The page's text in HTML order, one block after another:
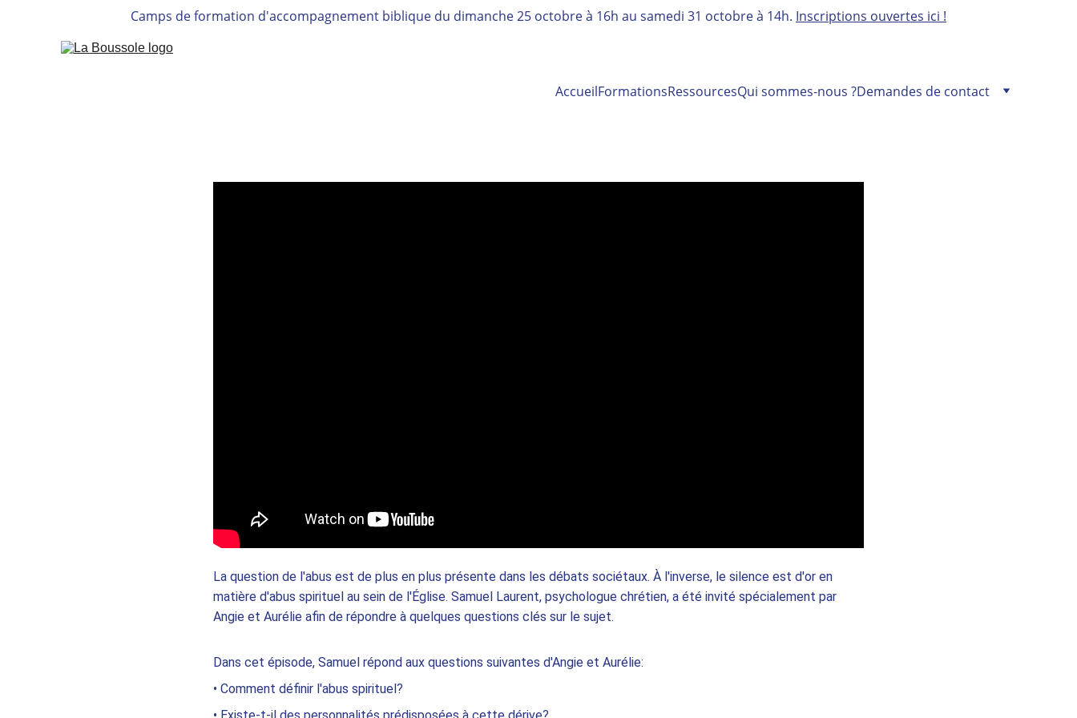
Camps de formation d'accompagnement biblique du dimanche 25 octobre à 16h au samedi 31 octobre à 14h. Inscriptions ouvertes ici !
AccueilFormationsRessourcesQui sommes-nous ?Demandes de contact
La question de l'abus est de plus en plus présente dans les débats sociétaux. À l'inverse, le silence est d'or en
matière d'abus spirituel au sein de l'Église. Samuel Laurent, psychologue chrétien, a été invité spécialement par
Angie et Aurélie afin de répondre à quelques questions clés sur le sujet.
Dans cet épisode, Samuel répond aux questions suivantes d'Angie et Aurélie:
• Comment définir l'abus spirituel?